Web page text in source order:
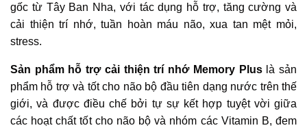
gốc từ Tây Ban Nha, với tác dụng hỗ trợ, tăng cường và
cải thiện trí nhớ, tuần hoàn máu não, xua tan mệt mỏi,
stress.
Sản phẩm hỗ trợ cải thiện trí nhớ Memory Pluslà sản
phẩm hỗ trợ và tốt cho não bộ đầu tiên dạng nước trên thế
giới, và được điều chế bởi tự sự kết hợp tuyệt vời giữa
các hoạt chất tốt cho não bộ và nhóm các Vitamin B, đem